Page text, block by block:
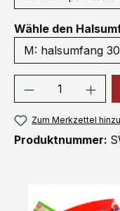
Wähle den
Produkt
Zum Merkzettel
Produktnummer: